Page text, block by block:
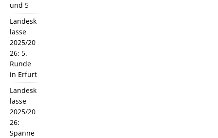
und 5
Landesk
lasse
2025/20
26: 5.
Runde
in Erfurt
Landesk
lasse
2025/20
26:
Spanne